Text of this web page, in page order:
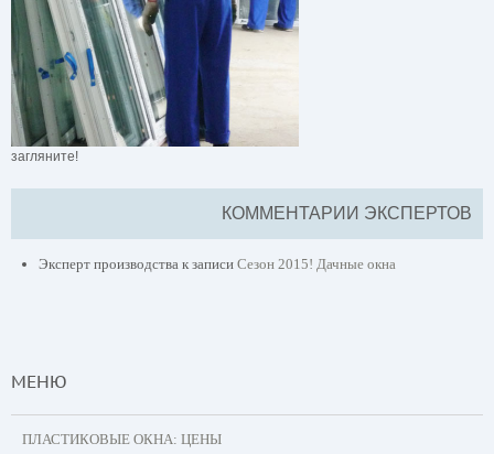
загляните!
КОММЕНТАРИИ ЭКСПЕРТОВ
Эксперт производства к записи Сезон 2015! Дачные окна
МЕНЮ
ПЛАСТИКОВЫЕ ОКНА: ЦЕНЫ